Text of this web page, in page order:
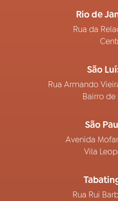
Rio de
Rua da
São
Rua Armando
Bairro de
São
Avenida
Vila
Rua Rui